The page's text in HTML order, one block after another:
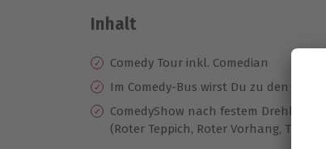
Inhalt
Comedy Tour inkl. Comedian
Im Comedy-Bus wirst Du zu den
ComedyShow nach festem
(Roter Teppich, Roter Vorhang,